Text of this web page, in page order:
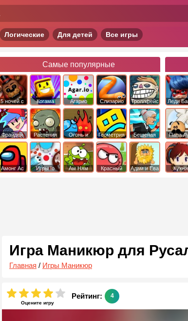
Логические Для детей Все игры
Самые популярные
5 ночей с
фредди
Когама Агарио Слизарио
Троллфейс
квест
Фрайдей
Найт
Фанкин
Растения
против
Зомби
Огонь и
Вода
Геометрия
Даш
Бешеная
бабка
сбежала из
психушки
Амонг Ас Игры Io Ам Ням
Красный
Адам и Ева
Леди
Супер
Папа
Кухня
Игра Маникюр для
Главная / Игры Маникюр
Оцените игру
Рейтинг: 4